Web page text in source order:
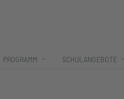
PROGRAMM SCHULANGEBOTE